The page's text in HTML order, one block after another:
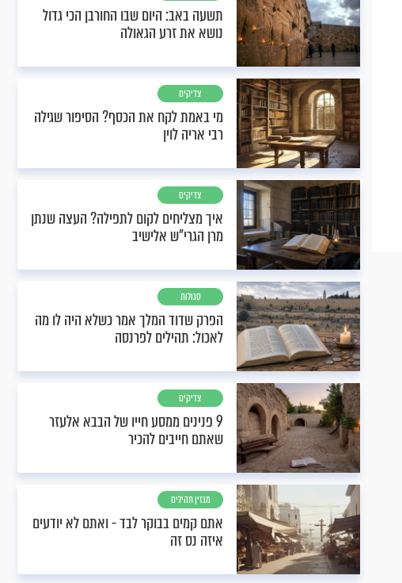
תשעה באב: היום שבו החורבן הכי גדול
נושא את זרע הגאולה
צדיקים
מי באמת לקח את הכסף? הסיפור שגילה
רבי אריה לוין
צדיקים
איך מצליחים לקום לתפילה? העצה שנתן
מרן הגרי"ש אלישיב
סגולות
הפרק שדוד המלך אמר כשלא היה לו מה
לאכול: תהילים לפרנסה
צדיקים
9 פנינים ממסע חייו של הבבא אלעזר
שאתם חייבים להכיר
מגזין תהילים
אתם קמים בבוקר לבד - ואתם לא יודעים
איזה נס זה